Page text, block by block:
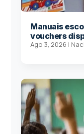
Manuais
vouchers
Ago 3, 2026 |